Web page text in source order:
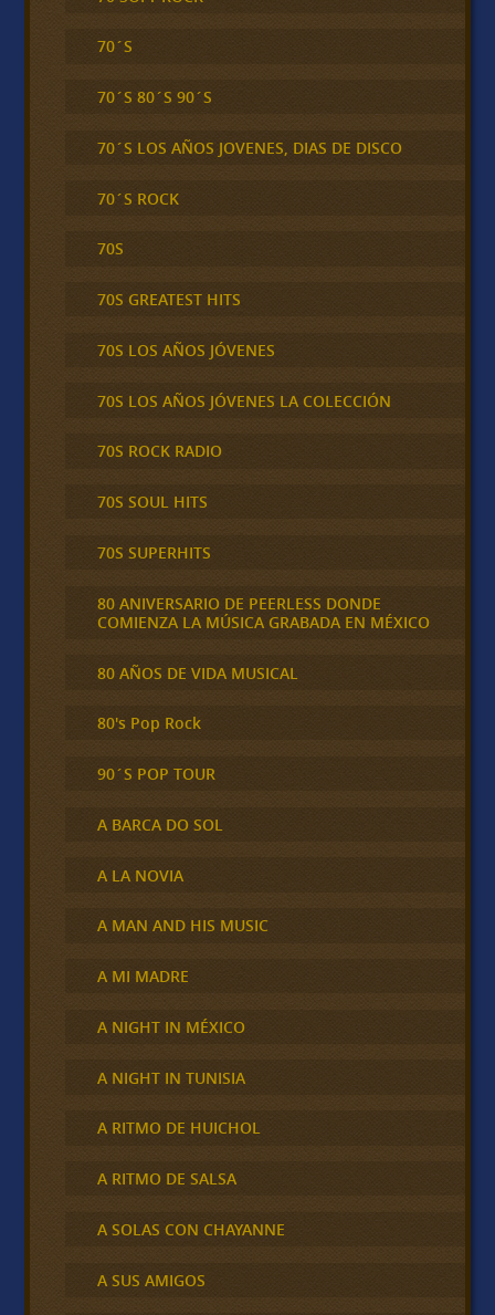
70´S
70´S 80´S 90´S
70´S LOS AÑOS JOVENES, DIAS DE DISCO
70´S ROCK
70S
70S GREATEST HITS
70S LOS AÑOS JÓVENES
70S LOS AÑOS JÓVENES LA COLECCIÓN
70S ROCK RADIO
70S SOUL HITS
70S SUPERHITS
80 ANIVERSARIO DE PEERLESS DONDE
COMIENZA LA MÚSICA GRABADA EN MÉXICO
80 AÑOS DE VIDA MUSICAL
80's Pop Rock
90´S POP TOUR
A BARCA DO SOL
A LA NOVIA
A MAN AND HIS MUSIC
A MI MADRE
A NIGHT IN MÉXICO
A NIGHT IN TUNISIA
A RITMO DE HUICHOL
A RITMO DE SALSA
A SOLAS CON CHAYANNE
A SUS AMIGOS